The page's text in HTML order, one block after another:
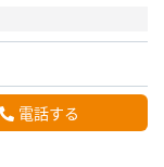
電話する